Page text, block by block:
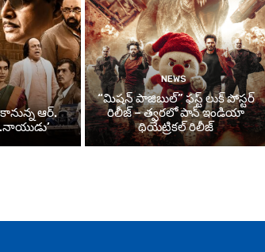
ఆర్‌.
NEWS
“మిషన్ పాజిబుల్” ఫస్ట్ లుక్ పోస్టర్
రిలీజ్ – త్వరలో పాన్ ఇండియా
థియేట్రికల్ రిలీజ్